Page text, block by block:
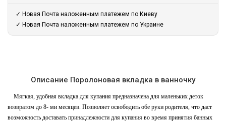
✓ Новая Почта наложенным платежем по Киеву
✓ Новая Почта наложенным платежем по Украине
Описание Поролоновая вкладка в ванночку
Мягкая, удобная вкладка для купания предназначена для маленьких деток
возвратом до 8- ми месяцев. Позволяет освободить обе руки родителя, что даст
возможность доставать принадлежности для купания во время принятия банных